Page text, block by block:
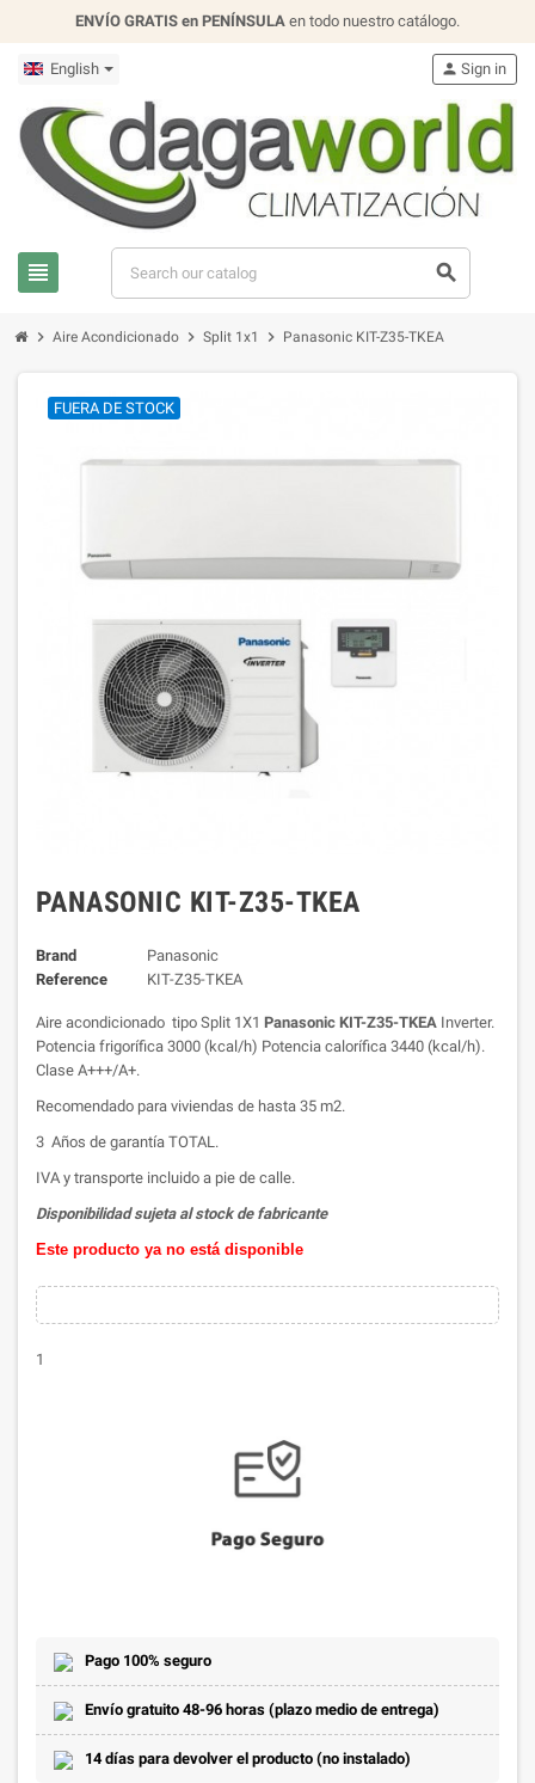
ENVÍO GRATIS en PENÍNSULA en todo nuestro catálogo.
English
view_headline search
person Sign in
chevron_right Aire Acondicionado chevron_right Split 1x1 chevron_right Panasonic KIT-Z35-TKEA
FUERA DE STOCK
PANASONIC KIT-Z35-TKEA
Brand
Panasonic
Reference
KIT-Z35-TKEA
Aire acondicionado tipo Split 1X1 Panasonic KIT-Z35-TKEA Inverter.
Potencia frigorífica 3000 (kcal/h) Potencia calorífica 3440 (kcal/h).
Clase A+++/A+.
Recomendado para viviendas de hasta 35 m2.
3 Años de garantía TOTAL.
IVA y transporte incluido a pie de calle.
Disponibilidad sujeta al stock de fabricante
Este producto ya no está disponible
1
Pago 100% seguro
Envío gratuito 48-96 horas (plazo medio de entrega)
14 días para devolver el producto (no instalado)